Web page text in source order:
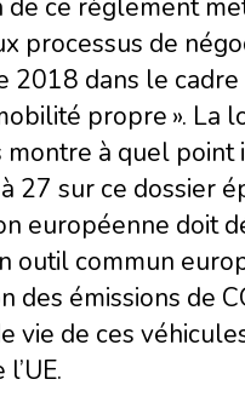
de ce règlement
processus de
2018 dans le
propre ». La
montre à quel point
27 sur ce dossier
européenne doit
outil commun
des émissions de
vie de ces